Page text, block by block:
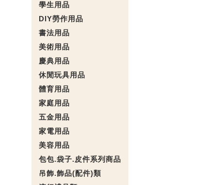
學生用品
DIY勞作用品
書法用品
美術用品
慶典用品
休閒玩具用品
體育用品
家庭用品
五金用品
家電用品
美容用品
包包.袋子.皮件系列商品
吊飾.飾品(配件)類